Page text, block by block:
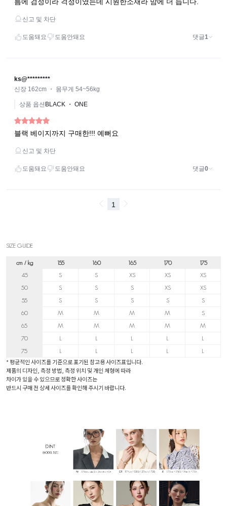
SIZE GUIDE
cm / kg 155 160 165 170
175
45
S S XS XS
XS
50
S S S XS
XS
55
S S S S
S
60
M M M M
S
65
M M M M
M
70
L L L L
L
75
L L L L L
* 평균적인 사이즈를 기준으로 표기된 참고용 사이즈표입니다.
제품의 디자인, 측정 방법, 측정 위치 및 개인 체형에 따라
차이가 있을 수 있으므로 정확한 사이즈는
반드시 구매 전 상세 사이즈를 확인해 주시기 바랍니다.